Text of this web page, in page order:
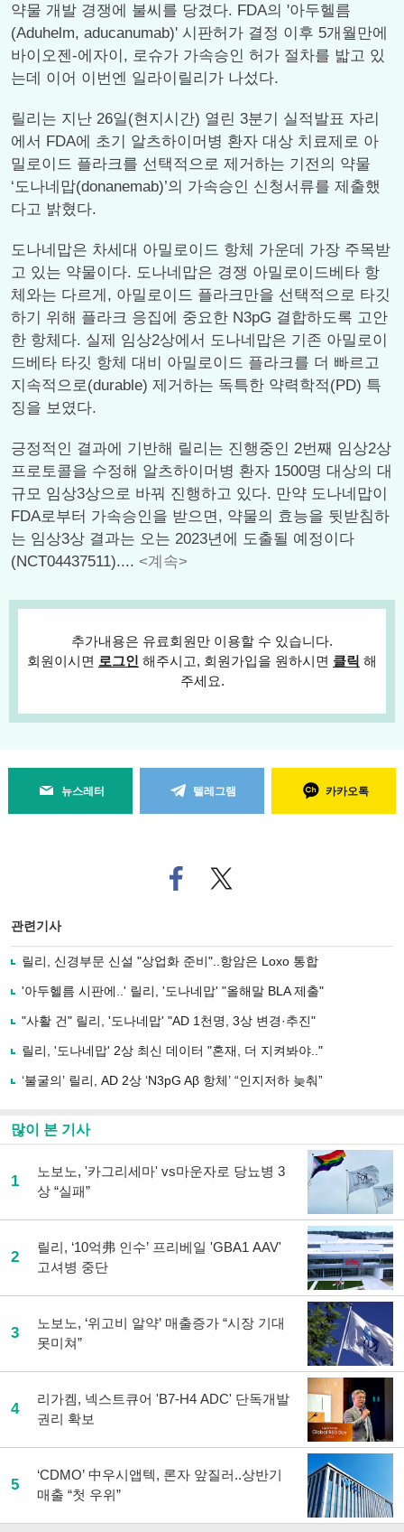
약물 개발 경쟁에 불씨를 당겼다. FDA의 '아두헬름
(Aduhelm, aducanumab)' 시판허가 결정 이후 5개월만에
바이오젠-에자이, 로슈가 가속승인 허가 절차를 밟고 있
는데 이어 이번엔 일라이릴리가 나섰다.
릴리는 지난 26일(현지시간) 열린 3분기 실적발표 자리
에서 FDA에 초기 알츠하이머병 환자 대상 치료제로 아
밀로이드 플라크를 선택적으로 제거하는 기전의 약물
‘도나네맙(donanemab)’의 가속승인 신청서류를 제출했
다고 밝혔다.
도나네맙은 차세대 아밀로이드 항체 가운데 가장 주목받
고 있는 약물이다. 도나네맙은 경쟁 아밀로이드베타 항
체와는 다르게, 아밀로이드 플라크만을 선택적으로 타깃
하기 위해 플라크 응집에 중요한 N3pG 결합하도록 고안
한 항체다. 실제 임상2상에서 도나네맙은 기존 아밀로이
드베타 타깃 항체 대비 아밀로이드 플라크를 더 빠르고
지속적으로(durable) 제거하는 독특한 약력학적(PD) 특
징을 보였다.
긍정적인 결과에 기반해 릴리는 진행중인 2번째 임상2상
프로토콜을 수정해 알츠하이머병 환자 1500명 대상의 대
규모 임상3상으로 바꿔 진행하고 있다. 만약 도나네맙이
FDA로부터 가속승인을 받으면, 약물의 효능을 뒷받침하
는 임상3상 결과는 오는 2023년에 도출될 예정이다
(NCT04437511).... <계속>
추가내용은 유료회원만 이용할 수 있습니다.
회원이시면 로그인 해주시고, 회원가입을 원하시면 클릭 해
주세요.
뉴스레터 텔레그램 카카오톡
페
이
로
기
사
유
기
트위
터로
관련기사
릴리, 신경부문 신설 "상업화 준비"..항암은 Loxo 통합
'아두헬름 시판에..' 릴리, '도나네맙' "올해말 BLA 제출"
"사활 건" 릴리, '도나네맙' "AD 1천명, 3상 변경·추진"
릴리, '도나네맙' 2상 최신 데이터 "혼재, 더 지켜봐야.."
‘불굴의’ 릴리, AD 2상 ‘N3pG Aβ 항체’ “인지저하 늦춰”
많이 본 기사
1
노보노, '카그리세마' vs마운자로 당뇨병 3
상 “실패”
2
릴리, ‘10억弗 인수’ 프리베일 'GBA1 AAV'
고셔병 중단
3
노보노, ‘위고비 알약’ 매출증가 “시장 기대
못미쳐”
4
리가켐, 넥스트큐어 'B7-H4 ADC' 단독개발
권리 확보
5
‘CDMO’ 中우시앱텍, 론자 앞질러..상반기
매출 “첫 우위”